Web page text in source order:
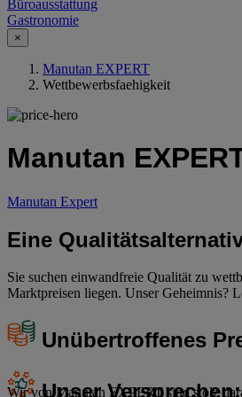
Büroausstattung
Gastronomie
×
Manutan EXPERT
Wettbewerbsfaehigkeit
Manutan
Manutan Expert
Eine
Sie suchen einwandfreie Qualität zu
Marktpreisen liegen. Unser Geheimnis?
Unübertroffenes
Wir von Manutan EXPERT sind stolz
Unser